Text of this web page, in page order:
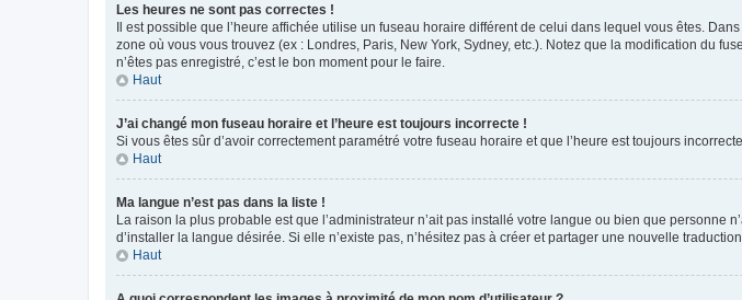
Les heures ne sont pas correctes !
Il est possible que l’heure affichée utilise un fuseau horaire différent de celui dans lequel vous êtes.
zone où vous vous trouvez (ex : Londres, Paris, New York, Sydney, etc.). Notez que la modification du
n’êtes pas enregistré, c’est le bon moment pour le faire.
Haut
J’ai changé mon fuseau horaire et l’heure est toujours incorrecte !
Si vous êtes sûr d’avoir correctement paramétré votre fuseau horaire et que l’heure est toujours
Haut
Ma langue n’est pas dans la liste !
La raison la plus probable est que l’administrateur n’ait pas installé votre langue ou bien que
d’installer la langue désirée. Si elle n’existe pas, n’hésitez pas à créer et partager une nouvelle
Haut